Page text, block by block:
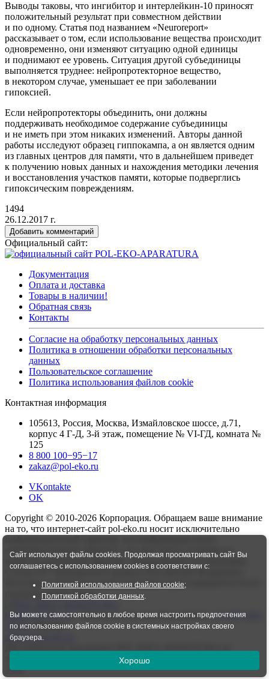
Выводы таковы, что ингибитор и интерлейкин-10 приносят
положительный результат при совместном действии
и по одному. Статья под названием «Neuroreport»
рассказывает о том, если использование вещества происходит
одновременно, они изменяют ситуацию одной единицы
и поднимают ее уровень. Ситуация другой субъединицы
выполняется труднее: нейропротекторное вещество,
в некотором случае, уменьшает ее при заболевании
гипоксией.
Если нейропротекторы объединить, они должны
поддерживать необходимое содержание субъединицы
и не иметь при этом никаких изменений. Авторы данной
работы исследуют образец гиппокампа, а он является одним
из главных центров для памяти, что в дальнейшем приведет
к получению новых данных и нахождения методики лечения
и восстановления участков памяти, которые подверглись
гипоксическим повреждениям.
1494
26.12.2017 г.
Добавить комментарий
Официальный сайт:
Документация
Оплата и доставка
Товары в наличии!
Обратная связь
Контакты
Согласие на обработку персональных данных
Политика в отношении обработки персональных
данных
Пользовательское соглашение
Политика использования файлов cookie
Контактная информация
105613, Россия, Москва, Измайловское шоссе, д.71,
корпус 4 Г-Д, 3-й этаж, помещение № VI-ГД, комната №
125
8 800 100−95−17
zakaz@pol-eko.ru
VKontakte
OK
Copyright © 2010-2026 Корпорация. Обращаем ваше внимание
на то, что интернет-сайт pol-eko.ru носит исключительно
ознакомительный характер и ни при каких условиях не
является публичной офертой, определяемой положениями
Статьи 437 Гражданского кодекса Российской Федерации.
Итоговая стоимость и сроки доставки согласовываются после
подтверждения заказа.
8 800 100−95−17- Звонок по России бесплатный,+7 (495) 001-
37-33- Москва
zakaz@pol-eko.ru
TOP
Сайт использует файлы cookies. Продолжая просматривать сайт Вы
соглашаетесь с использованием cookies в соответствии с:
Политикой использования файлов cookie;
Политикой обработки данных.
Вы можете самостоятельно в любое время настроить предпочтения
по использованию файлов cookie в системных настройках своего
браузера.
Хорошо